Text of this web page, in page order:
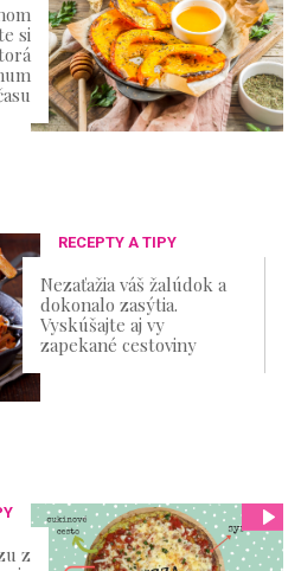
si
RECEPTY A TIPY
Nezaťažia váš žalúdok a
dokonalo zasýtia.
Vyskúšajte aj vy
zapekané cestoviny
z